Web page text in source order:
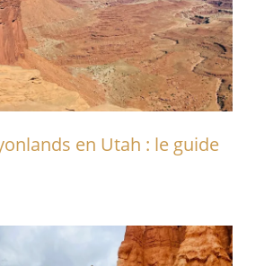
en Utah : le guide